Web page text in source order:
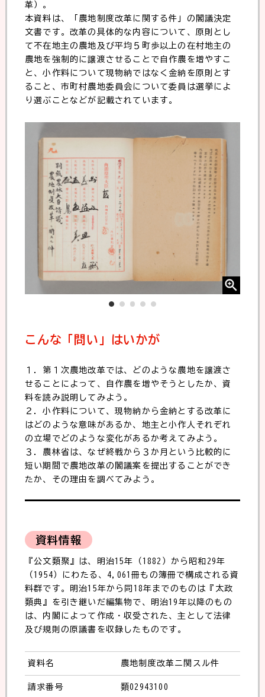
革）。
本資料は、「農地制度改革に関する件」の閣議決定
文書です。改革の具体的な内容について、原則とし
て不在地主の農地及び平均５町歩以上の在村地主の
農地を強制的に譲渡させることで自作農を増やすこ
と、小作料について現物納ではなく金納を原則とす
ること、市町村農地委員会について委員は選挙によ
り選ぶことなどが記載されています。
こんな「問い」はいかが
１．第１次農地改革では、どのような農地を譲渡さ
せることによって、自作農を増やそうとしたか、資
料を読み説明してみよう。
２．小作料について、現物納から金納とする改革に
はどのような意味があるか、地主と小作人それぞれ
の立場でどのような変化があるか考えてみよう。
３．農林省は、なぜ終戦から３か月という比較的に
短い期間で農地改革の閣議案を提出することができ
たか、その理由を調べてみよう。
資料情報
『公文類聚』は、明治15年（1882）から昭和29年
（1954）にわたる、4,061冊もの簿冊で構成される資
料群です。明治15年から同18年までのものは『太政
類典』を引き継いだ編集物で、明治19年以降のもの
は、内閣によって作成・収受された、主として法律
及び規則の原議書を収録したものです。
資料名 農地制度改革ニ関スル件
請求番号 類02943100